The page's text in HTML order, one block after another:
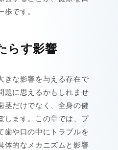
です。
らす影響
きな影響を与える存在で
題に思えるかもしれませ
茎だけでなく、全身の健
します。この章では、プ
歯や口の中にトラブルを
体的なメカニズムと影響